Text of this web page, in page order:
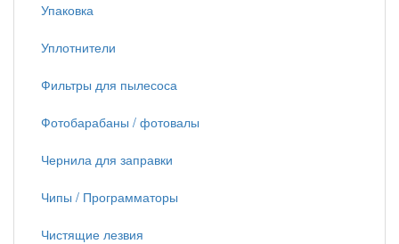
Упаковка
Уплотнители
Фильтры для пылесоса
Фотобарабаны / фотовалы
Чернила для заправки
Чипы / Программаторы
Чистящие лезвия